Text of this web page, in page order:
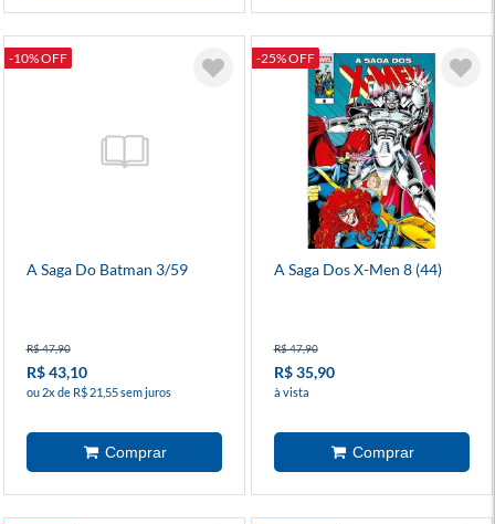
-10% OFF
A Saga Do Batman 3/59
R$ 47,90
R$ 43,10
ou 2x de R$ 21,55 sem juros
-25% OFF
A Saga Dos X-Men 8 (44)
R$ 47,90
R$ 35,90
à vista